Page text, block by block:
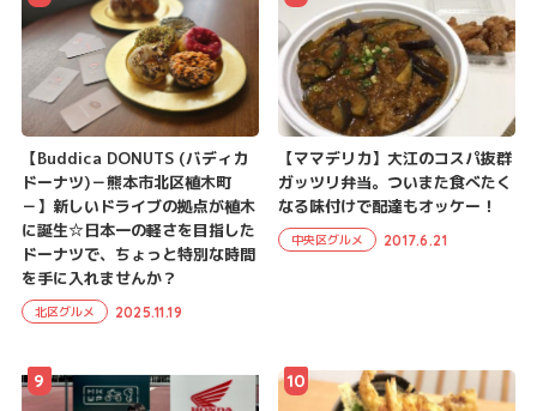
【Buddica DONUTS (バディカ
ドーナツ)－熊本市北区植木町
－】新しいドライブの拠点が植木
に誕生☆日本一の軽さを目指した
ドーナツで、ちょっと特別な時間
を手に入れませんか？
北区グルメ 2025.11.19
【ママデリカ】大江のコスパ抜群
ガッツリ弁当。ついまた食べたく
なる味付けで配達もオッケー！
中央区グルメ 2017.6.21
9 10